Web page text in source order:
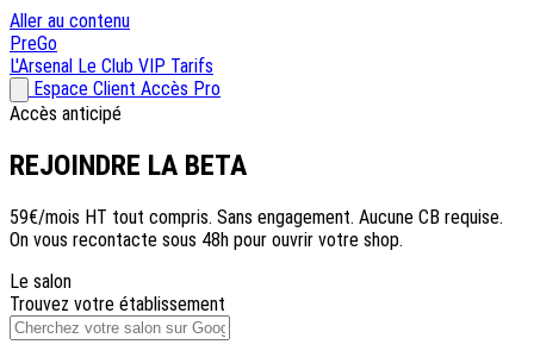
Aller au contenu
PreGo
L'Arsenal Le Club VIP Tarifs
Espace Client Accès Pro
Accès anticipé
REJOINDRE LA BETA
59€/mois HT tout compris. Sans engagement. Aucune CB requise.
On vous recontacte sous 48h pour ouvrir votre shop.
Le salon
Trouvez votre établissement